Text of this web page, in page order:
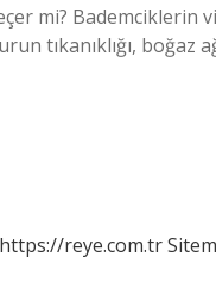
mi? Bademciklerin
tıkanıklığı, boğaz
https://reye.com.tr